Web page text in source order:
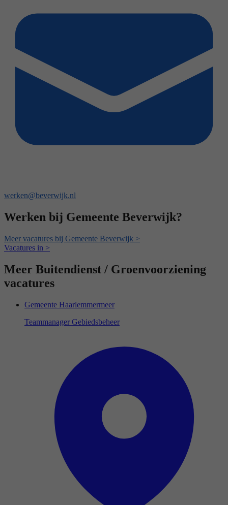
werken@beverwijk.nl
Werken bij Gemeente Beverwijk?
Meer vacatures bij Gemeente Beverwijk >
Vacatures in >
Meer Buitendienst / Groenvoorziening
vacatures
Gemeente Haarlemmermeer
Teammanager Gebiedsbeheer